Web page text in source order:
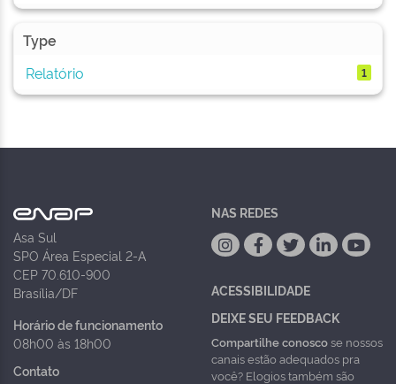
Type
Relatório
1
Asa Sul
SPO Área Especial 2-A
CEP 70.610-900
Brasília/DF
Horário de funcionamento
08h00 às 18h00
Contato
NAS REDES
ACESSIBILIDADE
DEIXE SEU FEEDBACK
Compartilhe conoscose nossos
canais estão adequados pra
você? Elogios também são